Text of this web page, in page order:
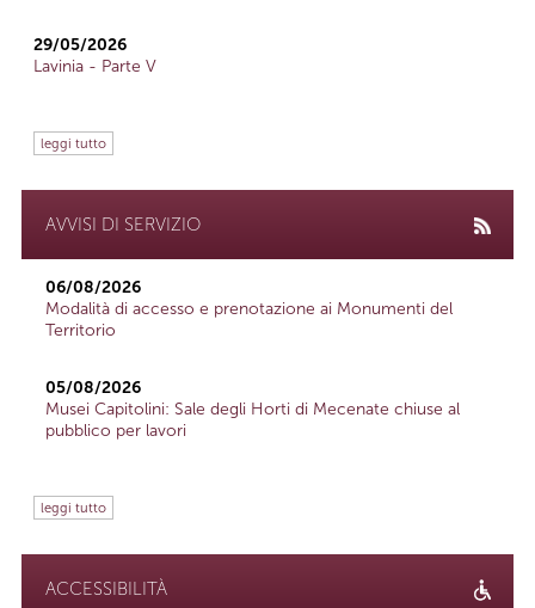
29/05/2026
Lavinia - Parte V
leggi tutto
AVVISI DI SERVIZIO
06/08/2026
Modalità di accesso e prenotazione ai Monumenti del
Territorio
05/08/2026
Musei Capitolini: Sale degli Horti di Mecenate chiuse al
pubblico per lavori
leggi tutto
ACCESSIBILITÀ